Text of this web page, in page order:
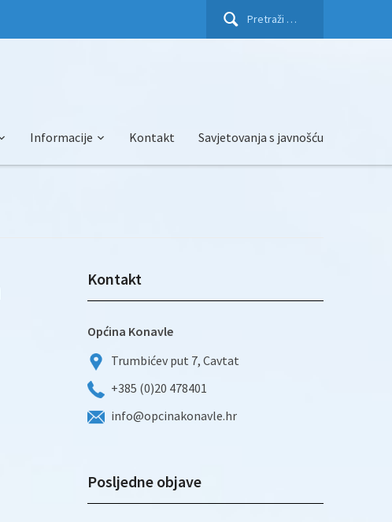
Pretraži:
Informacije Kontakt Savjetovanja s javnošću
Kontakt
Općina Konavle
Trumbićev put 7, Cavtat
+385 (0)20 478401
info@opcinakonavle.hr
Posljedne objave